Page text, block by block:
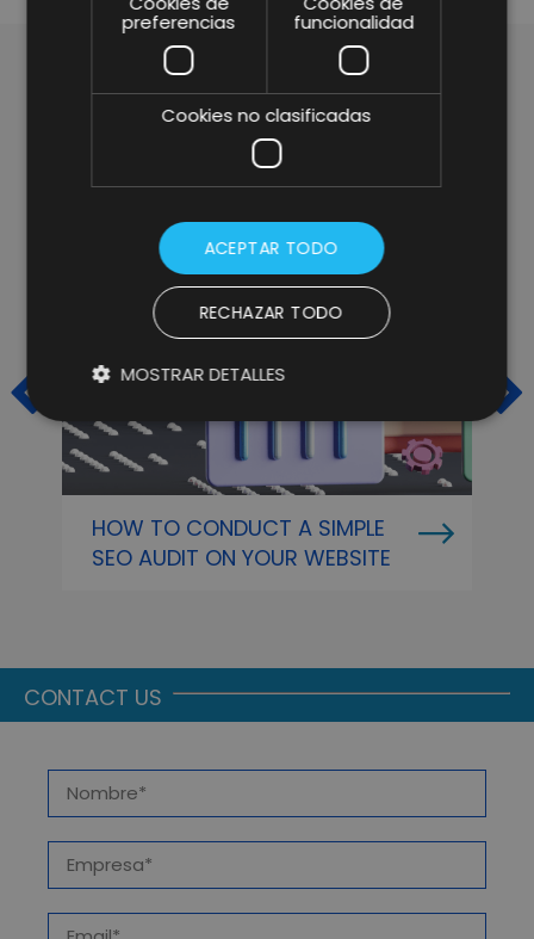
ARTÍCULOS RELACIONADOS
HOW TO CONDUCT A SIMPLE
SEO AUDIT ON YOUR WEBSITE
CONTACT US
preferencias funcionalidad
Cookies no clasificadas
ACEPTAR TODO
RECHAZAR TODO
MOSTRAR DETALLES